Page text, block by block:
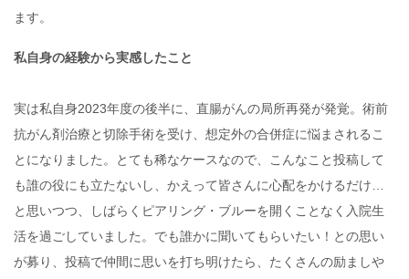
ます。
私自身の経験から実感したこと
実は私自身2023年度の後半に、直腸がんの局所再発が発覚。術前
抗がん剤治療と切除手術を受け、想定外の合併症に悩まされるこ
とになりました。とても稀なケースなので、こんなこと投稿して
も誰の役にも立たないし、かえって皆さんに心配をかけるだけ…
と思いつつ、しばらくピアリング・ブルーを開くことなく入院生
活を過ごしていました。でも誰かに聞いてもらいたい！との思い
が募り、投稿で仲間に思いを打ち明けたら、たくさんの励ましや